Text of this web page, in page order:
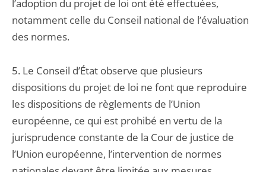
l’adoption du projet de loi ont été effectuées,
notamment celle du Conseil national de l’évaluation
des normes.
5. Le Conseil d’État observe que plusieurs
dispositions du projet de loi ne font que reproduire
les dispositions de règlements de l’Union
européenne, ce qui est prohibé en vertu de la
jurisprudence constante de la Cour de justice de
l’Union européenne, l’intervention de normes